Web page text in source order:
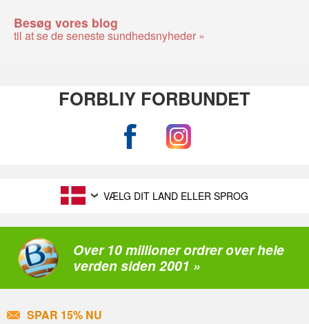
Besøg vores blog
til at se de seneste sundhedsnyheder »
FORBLIY FORBUNDET
VÆLG DIT LAND ELLER SPROG
Over 10 millioner ordrer over hele
verden siden 2001 »
SPAR 15% NU